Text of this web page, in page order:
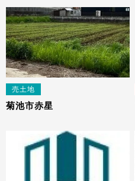
売土地
菊池市赤星